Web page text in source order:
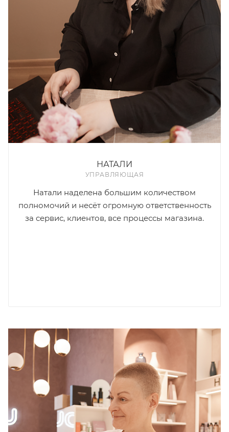
НАТАЛИ
УПРАВЛЯЮЩАЯ
Натали наделена большим количеством
полномочий и несёт огромную ответственность
за сервис, клиентов, все процессы магазина.